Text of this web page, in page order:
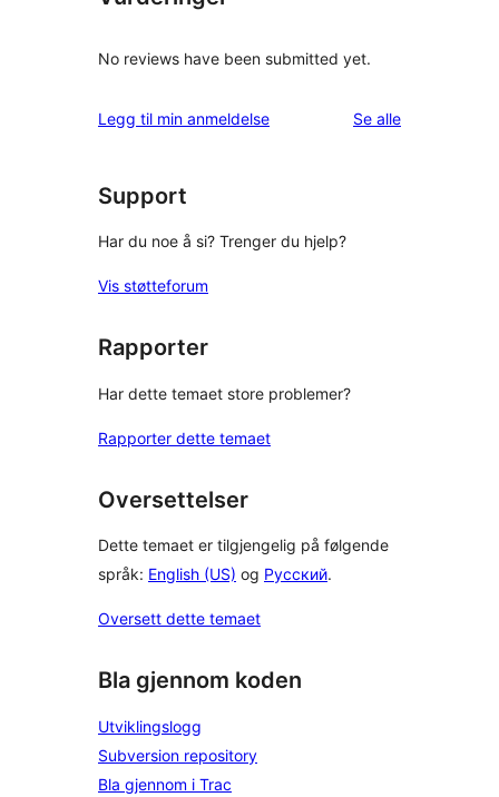
No reviews have been submitted yet.
Legg til min anmeldelse Se alleomtalene
Support
Har du noe å si? Trenger du hjelp?
Vis støtteforum
Rapporter
Har dette temaet store problemer?
Rapporter dette temaet
Oversettelser
Dette temaet er tilgjengelig på følgende
språk: English (US) og Русский.
Oversett dette temaet
Bla gjennom koden
Utviklingslogg
Subversion repository
Bla gjennom i Trac